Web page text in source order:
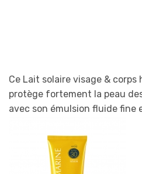
Ce Lait solaire visage &
protège fortement la peau
avec son émulsion fluide fine